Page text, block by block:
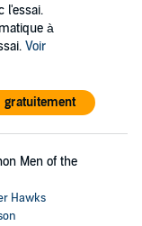
l'essai.
à
Voir
gratuitement
Men of the
Hawks